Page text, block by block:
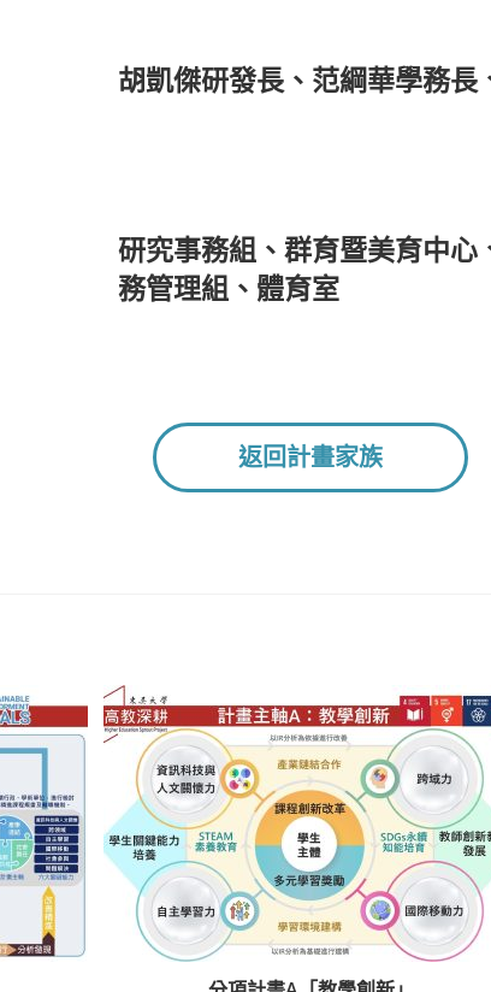
胡凱傑研發長、范綱華學務
研究事務組、群育暨美育中
務管理組、體育室
返回計畫家族